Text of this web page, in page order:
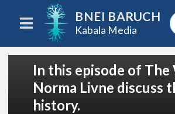
BNEI BARUCH
Kabala Media
In this episode of
Norma Livne discuss
history.